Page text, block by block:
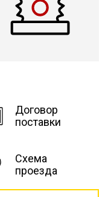
Договор
поставки
Схема
проезда